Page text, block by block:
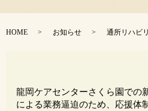
HOME お知らせ 通所リハビ
龍岡ケアセンターさくら園での
による業務逼迫のため、応援体